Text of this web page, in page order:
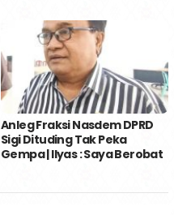
Anleg Fraksi Nasdem DPRD
Sigi Dituding Tak Peka
Gempa | Ilyas : Saya Berobat